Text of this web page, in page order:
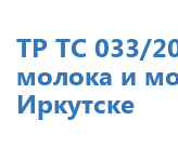
ТР ТС 033/
молока и
Иркутске